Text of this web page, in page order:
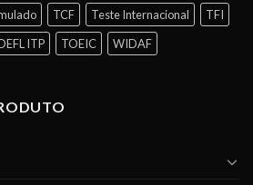
TCF Teste Internacional
TFI
ITP TOEIC WIDAF